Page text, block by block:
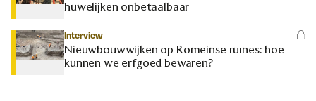
huwelijken onbetaalbaar
Interview
Nieuwbouwwijken op Romeinse ruïnes: hoe
kunnen we erfgoed bewaren?